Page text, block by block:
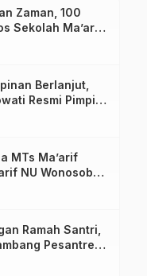
Zaman, 100
Sekolah Ma’arif
Literasi
Berlanjut,
Resmi Pimpin
MTs Ma’arif
NU Wonosobo
Ramah Santri,
Pesantren’